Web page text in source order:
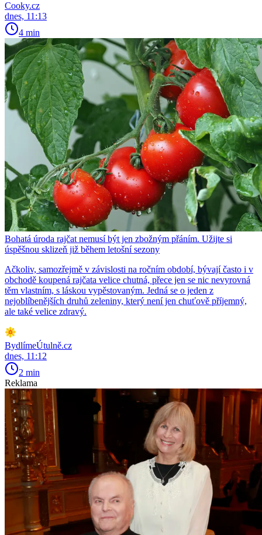
Cooky.cz
dnes, 11:13
4 min
Bohatá úroda rajčat nemusí být jen zbožným přáním. Užijte si
úspěšnou sklizeň již během letošní sezony
Ačkoliv, samozřejmě v závislosti na ročním období, bývají často i v
obchodě koupená rajčata velice chutná, přece jen se nic nevyrovná
těm vlastním, s láskou vypěstovaným. Jedná se o jeden z
nejoblíbenějších druhů zeleniny, který není jen chuťově příjemný,
ale také velice zdravý.
BydlímeÚtulně.cz
dnes, 11:12
2 min
Reklama